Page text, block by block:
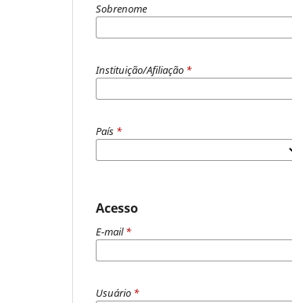
Sobrenome
Instituição/Afiliação *
País *
Acesso
E-mail*
Usuário *